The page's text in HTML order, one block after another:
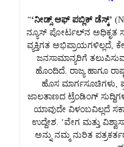
“‘ನೀಡ್ಸ್ ಆಫ್ ಪಬ್ಲಿಕ್ ಡೆಸ್ಕ್’
ನ್ಯೂಸ್ ಪೋರ್ಟಲ್‌ನ ಅಧಿಕೃತ
ವ್ಯಕ್ತಿಗತ ಅಭಿಪ್ರಾಯಗಳಿಲ್ಲದೆ,
ಜನಸಾಮಾನ್ಯರಿಗೆ
ಹೊಂದಿದೆ. ರಾಜ್ಯ ಹಾಗೂ
ಹೊಸ ಮಾರ್ಗಸೂಚಿಗಳು,
ಜಾಲತಾಣದ ಟ್ರೆಂಡಿಂಗ್
ಯಾವುದೇ ವಿಳಂಬವಿಲ್ಲದೆ
ಉದ್ದೇಶ. ‘ವೇಗ ಮತ್ತು
ಅನ್ನು ನಮ್ಮ ನುರಿತ